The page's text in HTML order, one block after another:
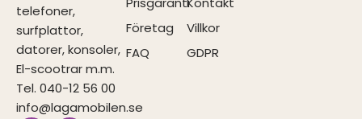
telefoner,
surfplattor,
datorer, konsoler,
El-scootrar m.m.
Tel. 040-12 56 00
info@lagamobilen.se
Företag
FAQ
Villkor
GDPR